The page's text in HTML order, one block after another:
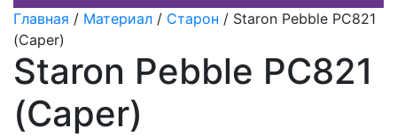
Главная / Материал / Старон / Staron Pebble PC821
(Caper)
Staron Pebble PC821
(Caper)